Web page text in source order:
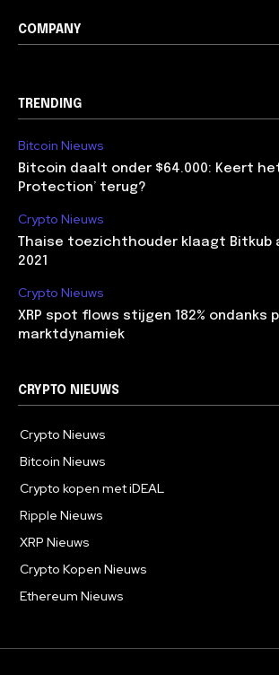
COMPANY
TRENDING
Bitcoin Nieuws
Bitcoin daalt onder $64.000: Keert het
Protection’ terug?
Crypto Nieuws
Thaise toezichthouder klaagt Bitkub
2021
Crypto Nieuws
XRP spot flows stijgen 182% ondanks
marktdynamiek
CRYPTO NIEUWS
Crypto Nieuws
Bitcoin Nieuws
Crypto kopen met iDEAL
Ripple Nieuws
XRP Nieuws
Crypto Kopen Nieuws
Ethereum Nieuws